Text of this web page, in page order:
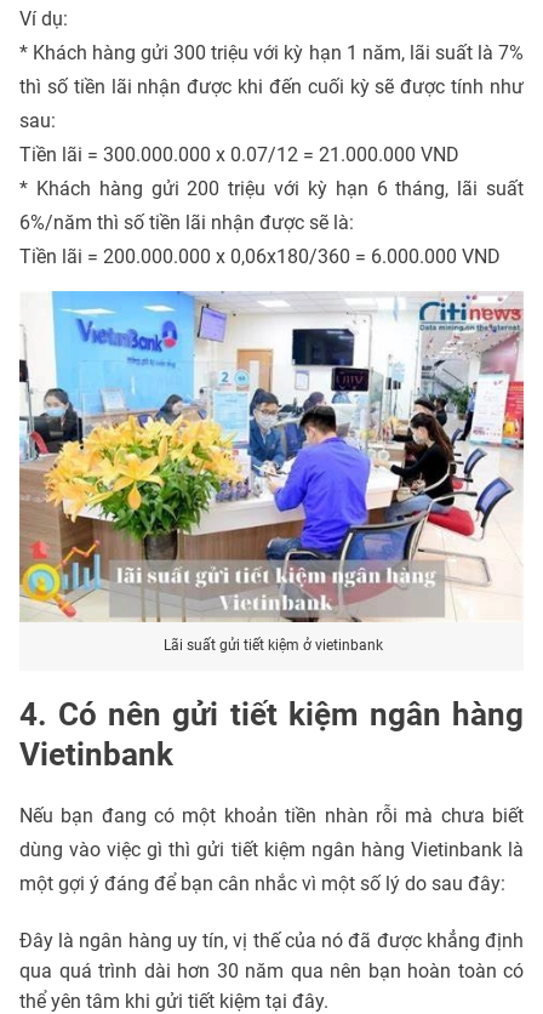
Ví dụ:
* Khách hàng gửi 300 triệu với kỳ hạn 1 năm, lãi suất là 7%
thì số tiền lãi nhận được khi đến cuối kỳ sẽ được tính như
sau:
Tiền lãi = 300.000.000 x 0.07/12 = 21.000.000 VND
* Khách hàng gửi 200 triệu với kỳ hạn 6 tháng, lãi suất
6%/năm thì số tiền lãi nhận được sẽ là:
Tiền lãi = 200.000.000 x 0,06x180/360 = 6.000.000 VND
Lãi suất gửi tiết kiệm ở vietinbank
4. Có nên gửi tiết kiệm ngân hàng
Vietinbank
Nếu bạn đang có một khoản tiền nhàn rỗi mà chưa biết
dùng vào việc gì thì gửi tiết kiệm ngân hàng Vietinbank là
một gợi ý đáng để bạn cân nhắc vì một số lý do sau đây:
Đây là ngân hàng uy tín, vị thế của nó đã được khẳng định
qua quá trình dài hơn 30 năm qua nên bạn hoàn toàn có
thể yên tâm khi gửi tiết kiệm tại đây.